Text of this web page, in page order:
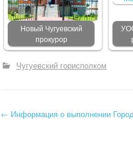
Новый Чугуевский
прокурор
Чугуевский горисполком
Post navigation
← Информация о выполнении